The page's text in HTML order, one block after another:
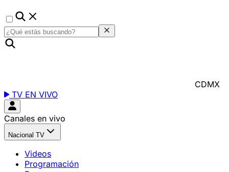
CDMX
TV EN VIVO
Canales en vivo
Nacional TV
Videos
Programación